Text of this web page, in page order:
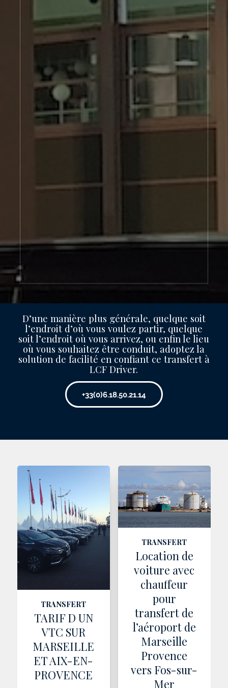
D’une manière plus générale, quelque soit
l’endroit d’où vous voulez partir, quelque
soit l’endroit où vous arrivez, ou enfin le lieu
où vous souhaitez être conduit, adoptez la
solution de facilité en confiant ce transfert à
LCF Driver.
+33(0)6.18.50.21.14
TRANSFERT
TARIF D UN
VTC SUR
MARSEILLE
ET AIX-EN-
PROVENCE
TRANSFERT
Location de
voiture avec
chauffeur
pour
transfert de
l’aéroport de
Marseille
Provence
vers Fos-sur-
Mer